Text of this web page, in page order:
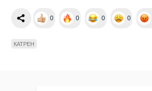
0 0 0 0
КАТРЕН